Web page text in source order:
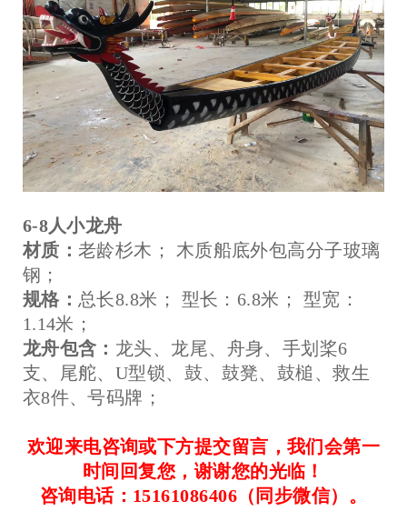
6-8人小龙舟
材质： 老龄杉木； 木质船底外包高分子玻璃
钢；
规格： 总长8.8米； 型长：6.8米； 型宽：
1.14米；
龙舟包含： 龙头、龙尾、舟身、手划桨6
支、尾舵、U型锁、鼓、鼓凳、鼓槌、救生
衣8件、号码牌；
欢迎来电咨询或下方提交留言，我们会第一
时间回复您，谢谢您的光临！
咨询电话：15161086406（同步微信）。